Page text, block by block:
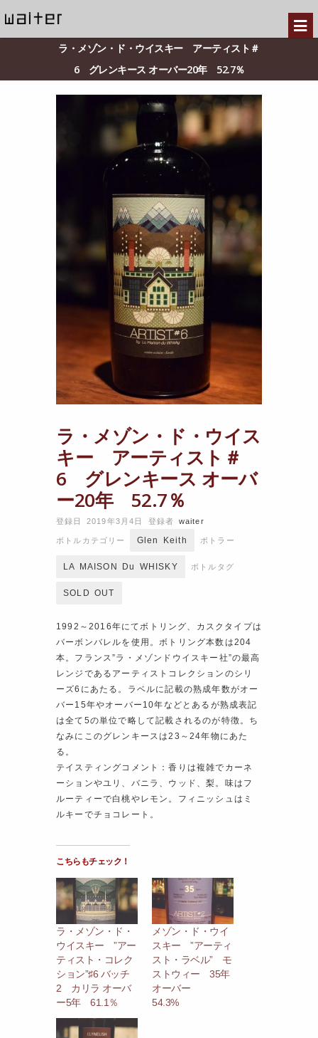
ラ・メゾン・ド・ウイスキー アーティスト＃
6 グレンキース オーバー20年 52.7％
ラ・メゾン・ド・ウイス
キー アーティスト＃
6 グレンキース オーバ
ー20年 52.7％
登録日 2019年3月4日 登録者 waiter
ボトルカテゴリー Glen Keith ボトラー
LA MAISON Du WHISKY ボトルタグ
SOLD OUT
1992～2016年にてボトリング、カスクタイプは
バーボンバレルを使用。ボトリング本数は204
本。フランス”ラ・メゾンドウイスキー社”の最高
レンジであるアーティストコレクションのシリ
ーズ6にあたる。ラベルに記載の熟成年数がオー
バー15年やオーバー10年などとあるが熟成表記
は全て5の単位で略して記載されるのが特徴。ち
なみにこのグレンキースは23～24年物にあた
る。
テイスティングコメント：香りは複雑でカーネ
ーションやユリ、バニラ、ウッド、梨。味はフ
ルーティーで白桃やレモン。フィニッシュはミ
ルキーでチョコレート。
こちらもチェック！
ラ・メゾン・ド・
ウイスキー ”アー
ティスト・コレク
ション”♯6 バッチ
2 カリラ オーバ
ー5年 61.1％
メゾン・ド・ウイ
スキー ”アーティ
スト・ラベル” モ
ストウィー 35年
オーバー
54.3%